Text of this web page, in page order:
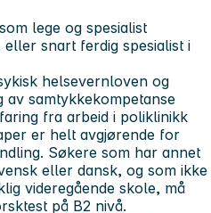
lege og spesialist
snart ferdig spesialist i
helsevernloven og
samtykkekompetanse
fra arbeid i poliklinikk
er helt avgjørende for
Søkere som har annet
eller dansk, og som ikke
videregående skole, må
på B2 nivå.